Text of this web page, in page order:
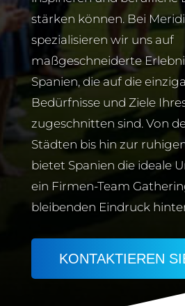
stärken können. Bei
spezialisieren wir uns auf
maßgeschneiderte
Spanien, die auf die
Bedürfnisse und Ziele
zugeschnitten sind. Von
Städten bis hin zur
bietet Spanien die ideale
ein Firmen-Team
bleibenden Eindruck
KONTAKTIEREN